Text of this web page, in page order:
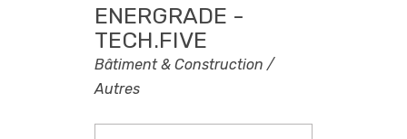
ENERGRADE -
TECH.FIVE
Bâtiment & Construction /
Autres